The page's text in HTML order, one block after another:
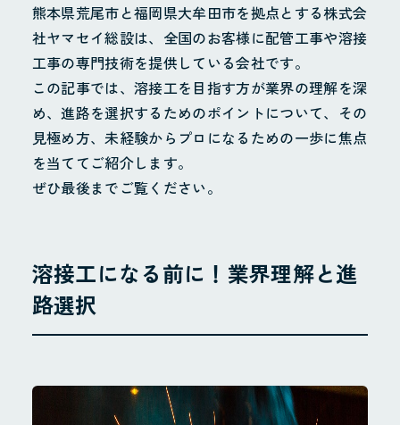
熊本県荒尾市と福岡県大牟田市を拠点とする株式会
社ヤマセイ総設は、全国のお客様に配管工事や溶接
工事の専門技術を提供している会社です。
この記事では、溶接工を目指す方が業界の理解を深
め、進路を選択するためのポイントについて、その
見極め方、未経験からプロになるための一歩に焦点
を当ててご紹介します。
ぜひ最後までご覧ください。
溶接工になる前に！業界理解と進
路選択